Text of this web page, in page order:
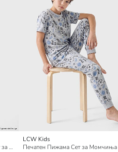
Лиценциран Мајнкрафт Пижама Сет за Момчиња
LCW Kids
Печатен Пижама Сет за Момчиња